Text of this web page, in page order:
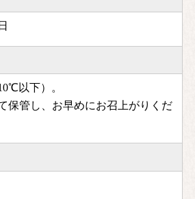
以下）。
保管し、お早めにお召上がりくだ